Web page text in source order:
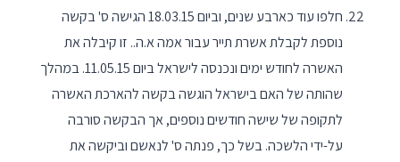
חלפו עוד כארבע שנים, וביום 18.03.15 הגישה ס' בקשה
נוספת לקבלת אשרת תייר עבור אמה א.ה.. זו קיבלה את
האשרה לחודש ימים ונכנסה לישראל ביום 11.05.15. במהלך
שהותה של האם בישראל הוגשה בקשה להארכת האשרה
לתקופה של שישה חודשים נוספים, אך הבקשה סורבה
על-ידי הלשכה. בשל כך, פנתה ס' לנאשם וביקשה את